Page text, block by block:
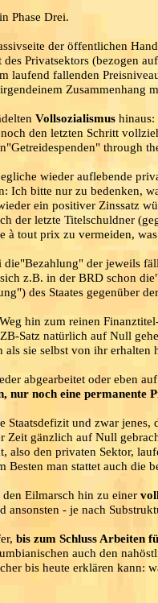
Phase Drei.
der öffentlichen
Privatsektors (bezogen
laufend fallenden
Zusammenhang
Vollsozialismus hinaus:
den letzten Schritt
through
wieder auflebende
Ich bitte nur zu bedenken,
ein positiver Zinssatz
der letzte Titelschuldner
à tout prix zu vermeiden,
der jeweils
z.B. in der BRD schon
des Staates gegenüber
hin zum reinen
Satz natürlich auf Null
sie selbst von ihr erhalten
abgearbeitet oder eben
nur noch eine permanente
Staatsdefizit und zwar
Zeit gänzlich auf Null
also den privaten Sektor,
Besten man stattet auch die
Eilmarsch hin zu einer
ansonsten - je nach
bis zum Schluss Arbeiten
auch den
bis heute erklären